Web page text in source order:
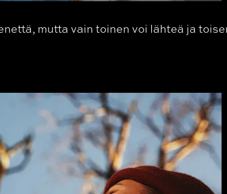
mutta vain toinen voi lähteä ja